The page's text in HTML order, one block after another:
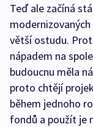
Teď ale začíná
větší ostudu.
nápadem na
budoucnu měla
proto chtějí
během jednoho
fondů a použít je